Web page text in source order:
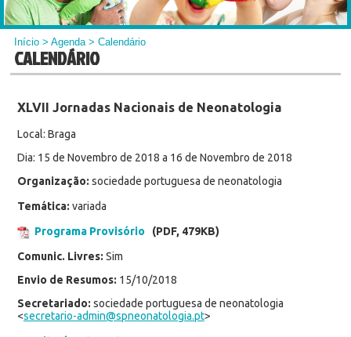
Início >Agenda> Calendário
CALENDÁRIO
XLVII Jornadas Nacionais de Neonatologia
Local: Braga
Dia: 15 de Novembro de 2018 a 16 de Novembro de 2018
Organização: sociedade portuguesa de neonatologia
Temática: variada
Programa Provisório
(PDF, 479KB)
Comunic. Livres: Sim
Envio de Resumos: 15/10/2018
Secretariado: sociedade portuguesa de neonatologia
<secretario-admin@spneonatologia.pt>